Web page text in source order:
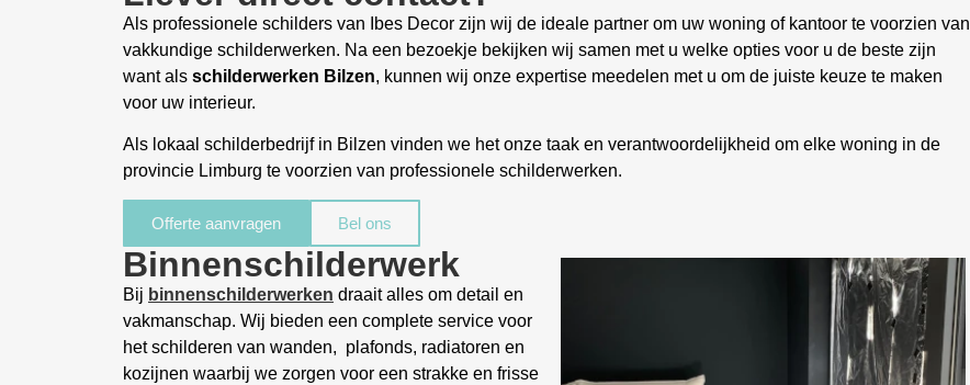
Als professionele schilders van Ibes Decor zijn wij de ideale partner om uw woning of kantoor te voorzien van
vakkundige schilderwerken. Na een bezoekje bekijken wij samen met u welke opties voor u de beste zijn
want als schilderwerken Bilzen, kunnen wij onze expertise meedelen met u om de juiste keuze te maken
voor uw interieur.
Als lokaal schilderbedrijf in Bilzen vinden we het onze taak en verantwoordelijkheid om elke woning in de
provincie Limburg te voorzien van professionele schilderwerken.
Offerte aanvragen Bel ons
Binnenschilderwerk
Bij binnenschilderwerken draait alles om detail en
vakmanschap. Wij bieden een complete service voor
het schilderen van wanden, plafonds, radiatoren en
kozijnen waarbij we zorgen voor een strakke en frisse